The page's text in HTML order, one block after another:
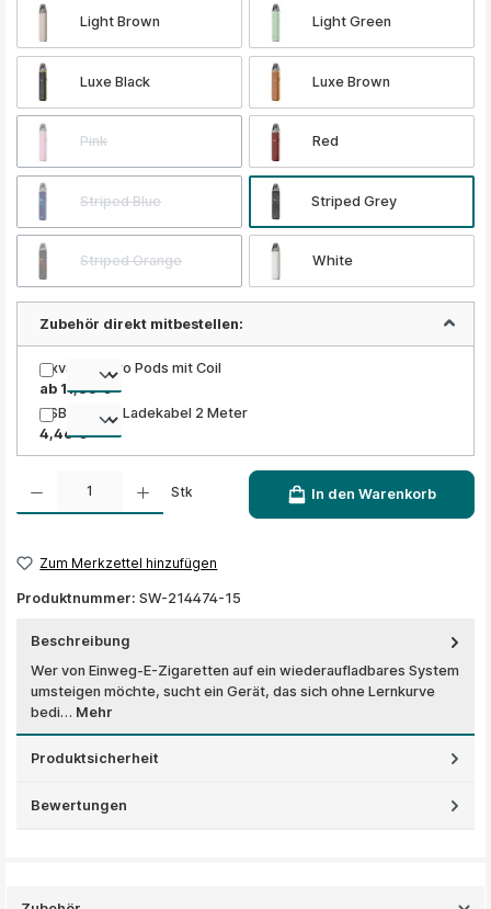
Light Brown Light Green
Luxe Black Luxe Brown
Pink Red
Striped Blue Striped Grey
Striped Orange White
Zubehör direkt mitbestellen:
Oxva Xlim Pro Pods mit Coil
ab 11,35 €
USB 2.0 Typ Ladekabel 2 Meter
4,46 €
Produkt Anzahl: Gib den gewünschten Wert ein oder benutze die Schaltflächen um die
Stk In den Warenkorb
Zum Merkzettel hinzufügen
Produktnummer: SW-214474-15
Beschreibung
Wer von Einweg-E-Zigaretten auf ein wiederaufladbares System
umsteigen möchte, sucht ein Gerät, das sich ohne Lernkurve
bedi… Mehr
Produktsicherheit
Bewertungen